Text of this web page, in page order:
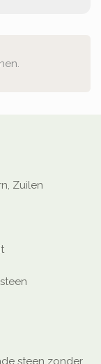
Zuilen
steen zonder